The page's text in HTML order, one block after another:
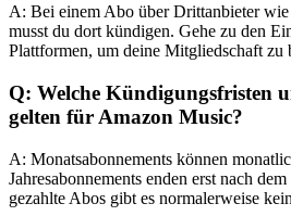
A: Bei einem Abo über Drittanbieter
musst du dort kündigen. Gehe zu den
Plattformen, um deine Mitgliedschaft zu
Q: Welche Kündigungsfristen
gelten für Amazon Music?
A: Monatsabonnements können
Jahresabonnements enden erst nach
gezahlte Abos gibt es normalerweise